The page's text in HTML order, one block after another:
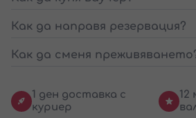
Как да направя резервация?
Как да сменя
1 ден доставка с
куриер
12